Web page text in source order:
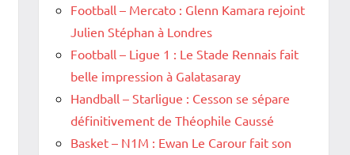
Football – Mercato : Glenn Kamara rejoint
Julien Stéphan à Londres
Football – Ligue 1 : Le Stade Rennais fait
belle impression à Galatasaray
Handball – Starligue : Cesson se sépare
définitivement de Théophile Caussé
Basket – N1M : Ewan Le Carour fait son